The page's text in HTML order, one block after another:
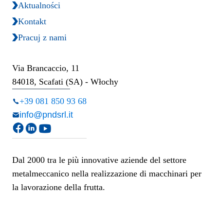
Dal 2000 tra le più innovative aziende del settore
metalmeccanico nella realizzazione di macchinari per
la lavorazione della frutta.
Aktualności
Kontakt
Pracuj z nami
Via Brancaccio, 11
84018, Scafati (SA) - Włochy
+39 081 850 93 68
info@pndsrl.it